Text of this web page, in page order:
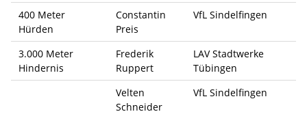
400 Meter
Hürden
Constantin
Preis
VfL Sindelfingen
3.000 Meter
Hindernis
Frederik
Ruppert
LAV Stadtwerke
Tübingen
Velten
Schneider
VfL Sindelfingen